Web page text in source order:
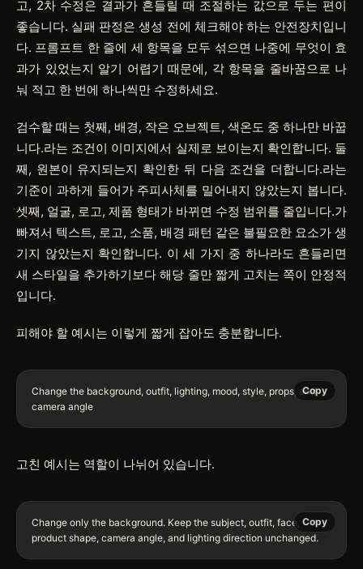
고, 2차 수정은 결과가 흔들릴 때 조절하는 값으로 두는 편이
좋습니다. 실패 판정은 생성 전에 체크해야 하는 안전장치입니
다. 프롬프트 한 줄에 세 항목을 모두 섞으면 나중에 무엇이 효
과가 있었는지 알기 어렵기 때문에, 각 항목을 줄바꿈으로 나
눠 적고 한 번에 하나씩만 수정하세요.
검수할 때는 첫째, 배경, 작은 오브젝트, 색온도 중 하나만 바꿉
니다.라는 조건이 이미지에서 실제로 보이는지 확인합니다. 둘
째, 원본이 유지되는지 확인한 뒤 다음 조건을 더합니다.라는
기준이 과하게 들어가 주피사체를 밀어내지 않았는지 봅니다.
셋째, 얼굴, 로고, 제품 형태가 바뀌면 수정 범위를 줄입니다.가
빠져서 텍스트, 로고, 소품, 배경 패턴 같은 불필요한 요소가 생
기지 않았는지 확인합니다. 이 세 가지 중 하나라도 흔들리면
새 스타일을 추가하기보다 해당 줄만 짧게 고치는 쪽이 안정적
입니다.
피해야 할 예시는 이렇게 짧게 잡아도 충분합니다.
Change the background, outfit, lighting, mood, style, props, and Copy
고친 예시는 역할이 나뉘어 있습니다.
Change only the background. Keep the subject, outfit, face, Copy